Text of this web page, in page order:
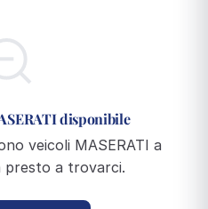
disponibile
veicoli MASERATI a
presto a trovarci.